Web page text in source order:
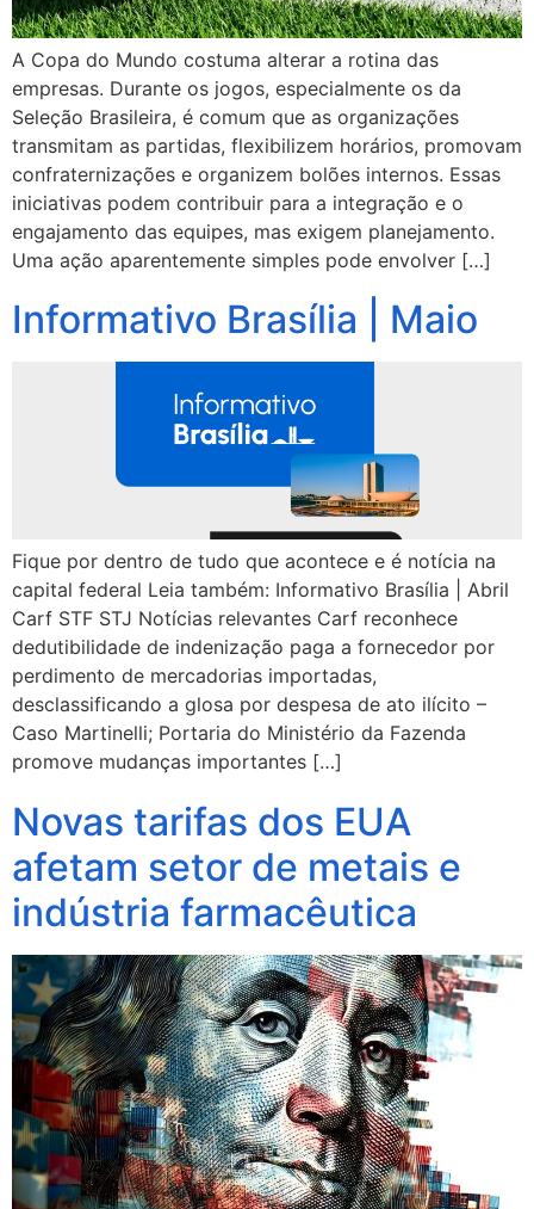
A Copa do Mundo costuma alterar a rotina das
empresas. Durante os jogos, especialmente os da
Seleção Brasileira, é comum que as organizações
transmitam as partidas, flexibilizem horários, promovam
confraternizações e organizem bolões internos. Essas
iniciativas podem contribuir para a integração e o
engajamento das equipes, mas exigem planejamento.
Uma ação aparentemente simples pode envolver […]
Informativo Brasília | Maio
Fique por dentro de tudo que acontece e é notícia na
capital federal Leia também: Informativo Brasília | Abril
Carf STF STJ Notícias relevantes Carf reconhece
dedutibilidade de indenização paga a fornecedor por
perdimento de mercadorias importadas,
desclassificando a glosa por despesa de ato ilícito –
Caso Martinelli; Portaria do Ministério da Fazenda
promove mudanças importantes […]
Novas tarifas dos EUA
afetam setor de metais e
indústria farmacêutica